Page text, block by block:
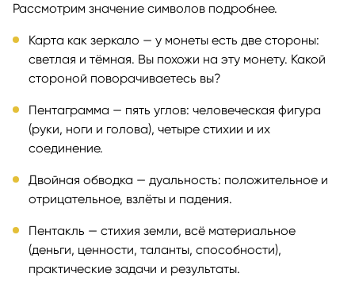
Рассмотрим значение символов подробнее.
Карта как зеркало — у монеты есть две стороны:
светлая и тёмная. Вы похожи на эту монету. Какой
стороной поворачиваетесь вы?
Пентаграмма — пять углов: человеческая фигура
(руки, ноги и голова), четыре стихии и их
соединение.
Двойная обводка — дуальность: положительное и
отрицательное, взлёты и падения.
Пентакль — стихия земли, всё материальное
(деньги, ценности, таланты, способности),
практические задачи и результаты.